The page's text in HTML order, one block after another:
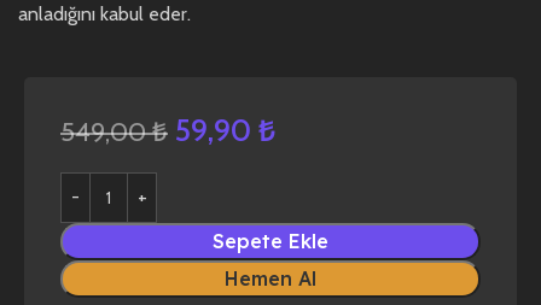
anladığını kabul eder.
549,00₺ 59,90 ₺
Sepete Ekle
Hemen Al